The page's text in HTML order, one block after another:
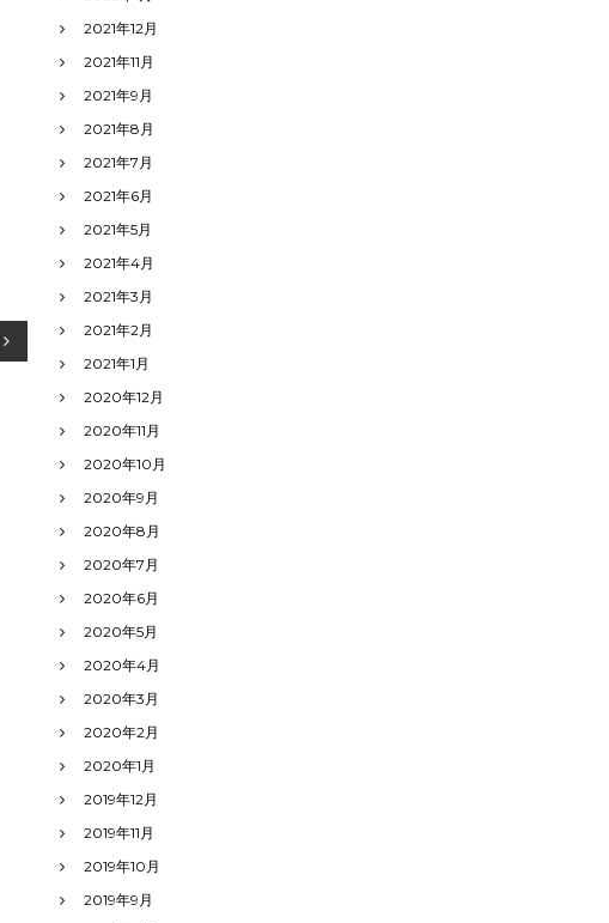
2021年12月
2021年11月
2021年9月
2021年8月
2021年7月
2021年6月
2021年5月
2021年4月
2021年3月
2021年2月
2021年1月
2020年12月
2020年11月
2020年10月
2020年9月
2020年8月
2020年7月
2020年6月
2020年5月
2020年4月
2020年3月
2020年2月
2020年1月
2019年12月
2019年11月
2019年10月
2019年9月